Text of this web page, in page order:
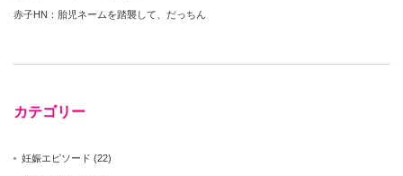
赤子HN：胎児ネームを踏襲して、だっちん
カテゴリー
妊娠エピソード (22)